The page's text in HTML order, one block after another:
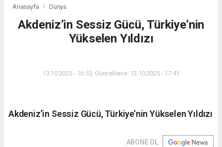
Anasayfa Dünya
Akdeniz’in Sessiz Gücü, Türkiye’nin
Yükselen Yıldızı
13.10.2025 - 16:53, Güncelleme: 13.10.2025 - 17:41
Akdeniz’in Sessiz Gücü, Türkiye’nin Yükselen Yıldızı
ABONE OL